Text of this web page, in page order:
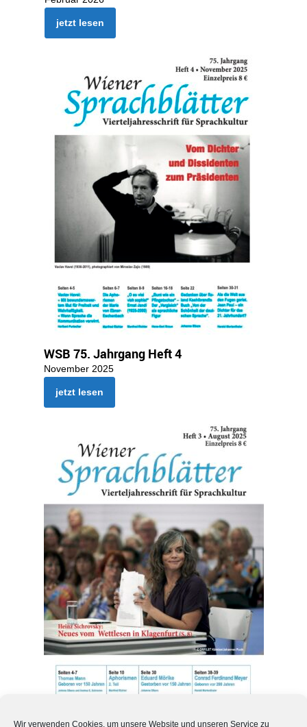
Wir verwenden Cookies, um unsere Website und unseren Service zu
jetzt lesen
WSB 75. Jahrgang Heft 4
November 2025
jetzt lesen
WSB 75. Jahrgang Heft 3